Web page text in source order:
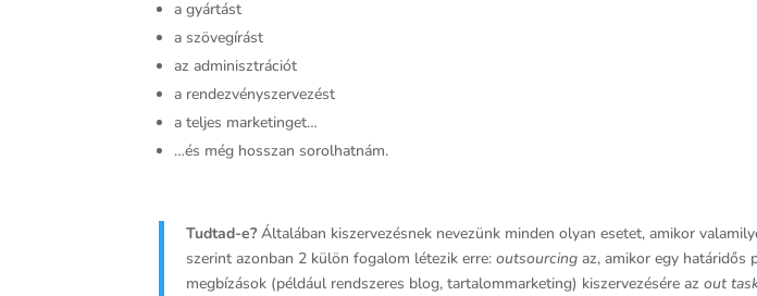
a gyártást
a szövegírást
az adminisztrációt
a rendezvényszervezést
a teljes marketinget…
…és még hosszan sorolhatnám.
Tudtad-e?Általában kiszervezésnek nevezünk minden olyan esetet, amikor
szerint azonban 2 külön fogalom létezik erre:outsourcing az, amikor egy határidős
megbízások (például rendszeres blog, tartalommarketing) kiszervezésére azout